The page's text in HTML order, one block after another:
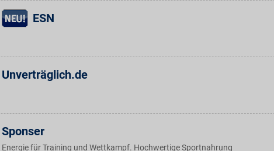
ESN
Unverträglich.de
Sponser
Energie für Training und Wettkampf. Hochwertige Sportnahrung